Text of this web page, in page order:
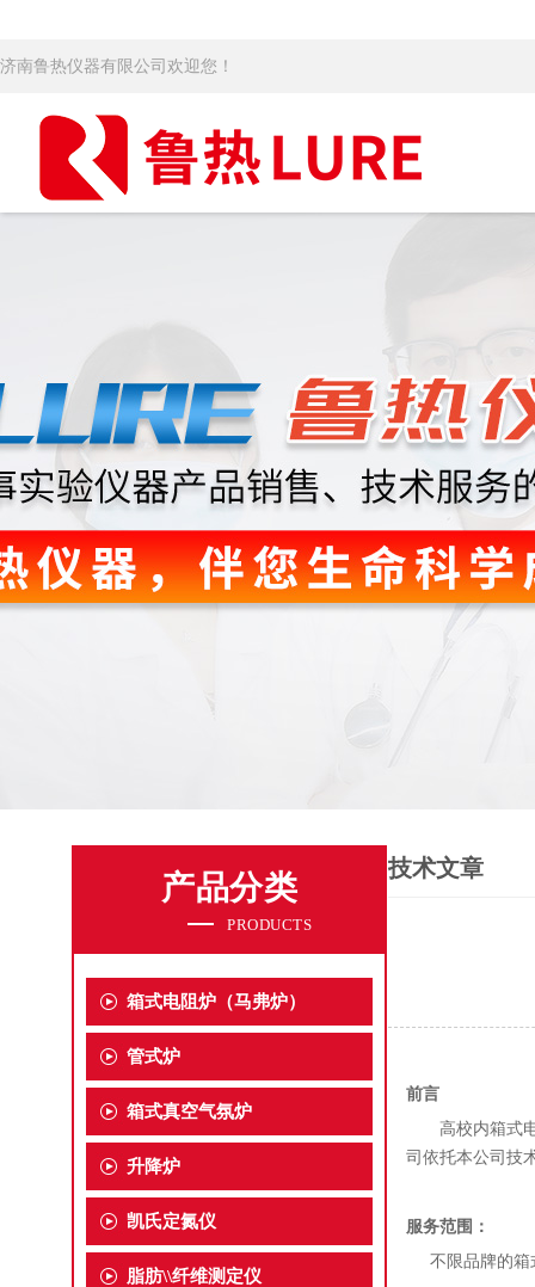
济南鲁热仪器有限公司欢迎您！
产品分类
PRODUCTS
箱式电阻炉（马弗炉）
管式炉
箱式真空气氛炉
升降炉
凯氏定氮仪
脂肪\\纤维测定仪
技术文章
前言
高校内箱式电
司依托本公司技
服务范围：
不限品牌的箱